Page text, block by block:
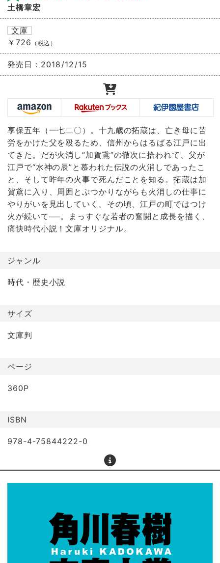
土橋章宏
文庫
￥726 （税込）
発売日： 2018/12/15
享保五年（一七二〇）。十九歳の拓蔵は、亡き母に苦
労をかけた父を殴るため、信州からはるばる江戸に出
てきた。だが火消し“加賀鳶”の徹次に拾われて、父が
江戸で“水神の辰”と慕われた伝説の火消しであったこ
と、そして昨年の火事で死んだことを知る。拓蔵は加
賀鳶に入り、周囲とぶつかりながらも火消しの仕事に
やりがいを見出していく。その頃、江戸の町ではつけ
火が続いて──。まっすぐな若者の奮闘と成長を描く、
痛快時代小説！文庫オリジナル。
ジャンル
時代・歴史小説
サイズ
文庫判
ページ
360P
ISBN
978-4-75844222-0